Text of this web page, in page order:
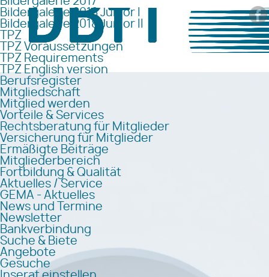
Bildergalerie 2018 Junior I
Bildergalerie 2018 Junior II
TPZ
TPZ Voraussetzungen
TPZ Requirements
TPZ English version
Berufsregister
Mitgliedschaft
Mitglied werden
Vorteile & Services
Rechtsberatung für Mitglieder
Versicherung für Mitglieder
Ermäßigte Beiträge
Mitgliederbereich
Fortbildung & Qualität
Aktuelles / Service
GEMA - Aktuelles
News und Termine
Newsletter
Bankverbindung
Suche & Biete
Angebote
Gesuche